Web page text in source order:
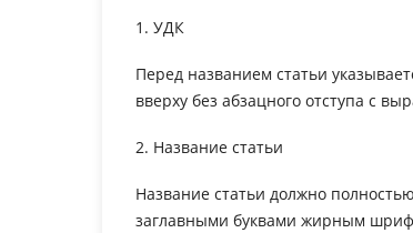
1. УДК
Перед названием статьи
вверху без абзацного отступа с
2. Название статьи
Название статьи должно
заглавными буквами жирным